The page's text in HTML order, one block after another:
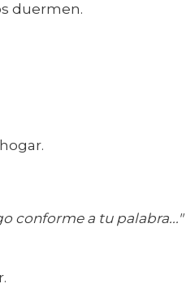
duermen.
conforme a tu palabra..."